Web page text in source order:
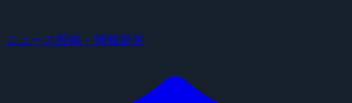
ニュース投稿・情報提供